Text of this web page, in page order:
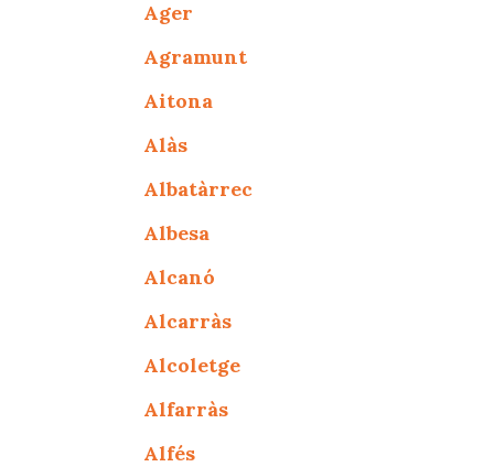
Ager
Agramunt
Aitona
Alàs
Albatàrrec
Albesa
Alcanó
Alcarràs
Alcoletge
Alfarràs
Alfés